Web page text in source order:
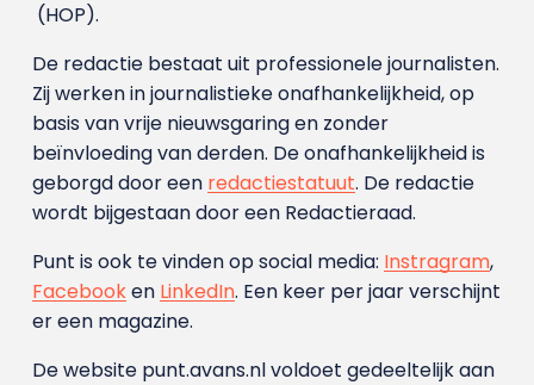
(HOP).
De redactie bestaat uit professionele journalisten.
Zij werken in journalistieke onafhankelijkheid, op
basis van vrije nieuwsgaring en zonder
beïnvloeding van derden. De onafhankelijkheid is
geborgd door een redactiestatuut. De redactie
wordt bijgestaan door een Redactieraad.
Punt is ook te vinden op social media: Instragram,
Facebooken LinkedIn. Een keer per jaar verschijnt
er een magazine.
De website punt.avans.nl voldoet gedeeltelijk aan